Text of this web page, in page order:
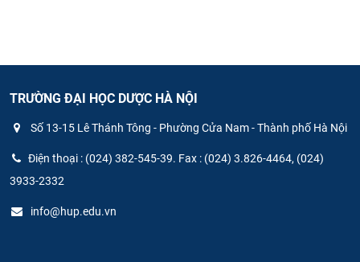
TRƯỜNG ĐẠI HỌC DƯỢC HÀ NỘI
Số 13-15 Lê Thánh Tông - Phường Cửa Nam - Thành phố Hà Nội
Điện thoại : (024) 382-545-39. Fax : (024) 3.826-4464, (024)
3933-2332
info@hup.edu.vn